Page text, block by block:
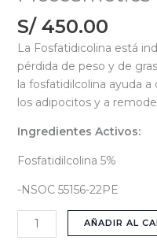
S/450.00
La Fosfatidicolina está
pérdida de peso y de
la fosfatidilcolina ayuda a
los adipocitos y a
Ingredientes Activos:
Fosfatidilcolina 5%
-NSOC 55156-22PE
AÑADIR AL